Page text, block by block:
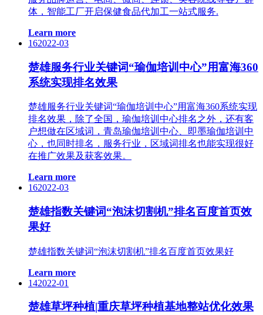
体，智能工厂开启保健食品代加工一站式服务.
Learn more
162022-03
楚雄服务行业关键词“瑜伽培训中心”用富海360
系统实现排名效果
楚雄服务行业关键词“瑜伽培训中心”用富海360系统实现
排名效果，除了全国，瑜伽培训中心排名之外，还有客
户想做在区域词，青岛瑜伽培训中心、​即墨瑜伽培训中
心，​也同时排名，服务行业，区域词排名也能实现很好
在推广效果及获客效果。
Learn more
162022-03
楚雄指数关键词“泡沫切割机”排名百度首页效
果好
楚雄指数关键词“泡沫切割机”排名百度首页效果好
Learn more
142022-01
楚雄草坪种植|重庆草坪种植基地整站优化效果